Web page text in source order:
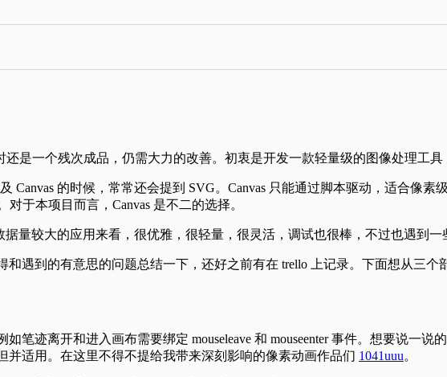
是一个残次成品，仍需大力的改善。初衷是开发一款轻量级的图像处理工
Canvas 的时候，常常还会提到 SVG。Canvas 只能通过脚本驱动，适合像
于本项目而言，Canvas 是不二的选择。
量较大的应用来看，很优雅，很轻量，很灵活，调试也很棒，不过也遇到
遇到的有意思的问题总结一下，还好之前有在 trello 上记录。下面想从三个
笔迹离开和进入画布需要绑定 mouseleave 和 mouseenter 事件。想要说一
适用。在这里不得不提给我带来深刻影响的像素动画作品们 1041uuu。